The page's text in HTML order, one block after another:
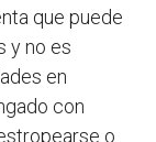
que puede
y no es
en
con
o